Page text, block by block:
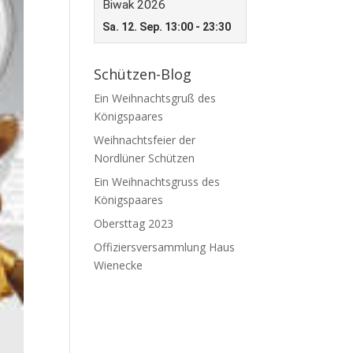
Schützen-Blog
Ein Weihnachtsgruß des
Königspaares
Weihnachtsfeier der
Nordlüner Schützen
Ein Weihnachtsgruss des
Königspaares
Obersttag 2023
Offiziersversammlung Haus
Wienecke